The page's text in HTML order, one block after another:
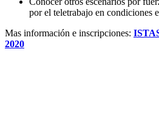
por el teletrabajo en condiciones
Mas información e inscripciones:
2020